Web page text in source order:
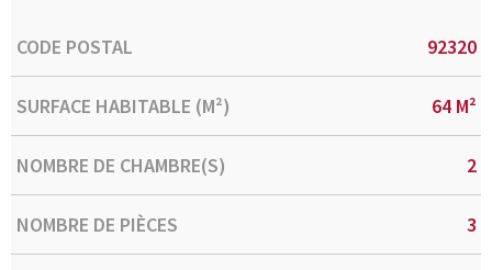
Caractérisque
CODE POSTAL 92320
SURFACE HABITABLE (M²) 64 M²
NOMBRE DE CHAMBRE(S) 2
NOMBRE DE PIÈCES 3